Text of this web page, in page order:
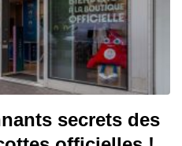
secrets des